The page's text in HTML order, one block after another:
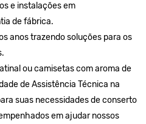
e instalações em
de fábrica.
anos trazendo soluções para os
ou camisetas com aroma de
de Assistência Técnica na
suas necessidades de conserto
em ajudar nossos